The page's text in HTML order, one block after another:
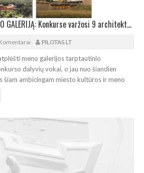
PALANGA RENKASI MENO GALERIJĄ: Konkurse varžosi 9 architektūrinės idėjos
PILOTAS.LT
meno galerijos tarptautinio
dalyvių vokai, o jau nuo šiandien
šiam ambicingam miesto kultūros ir meno